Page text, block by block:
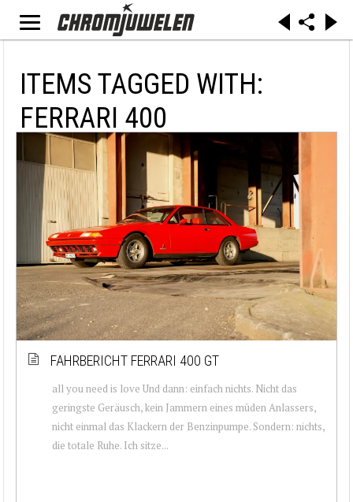
ITEMS TAGGED WITH:
FERRARI 400
FAHRBERICHT FERRARI 400 GT
all you need is love Und dann: einfach nichts. Nicht das
geringste Geräusch, kein Jammern eines müden Anlassers,
nicht einmal das Klackern der Benzinpumpe. Sondern: nichts,
die totale Ruhe. Ich sitze...